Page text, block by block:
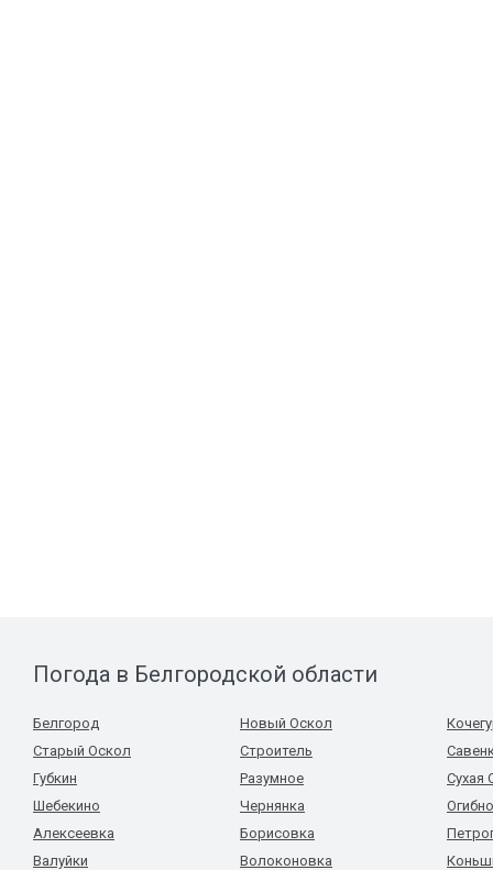
Погода в Белгородской области
Белгород
Старый Оскол
Губкин
Шебекино
Алексеевка
Валуйки
Новый Оскол
Строитель
Разумное
Чернянка
Борисовка
Волоконовка
Сухая